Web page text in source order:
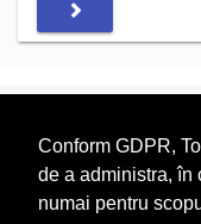
Conform GDPR,
de a administra, în
numai pentru
Topurile sunt
depuse si au scop
Este interzisa